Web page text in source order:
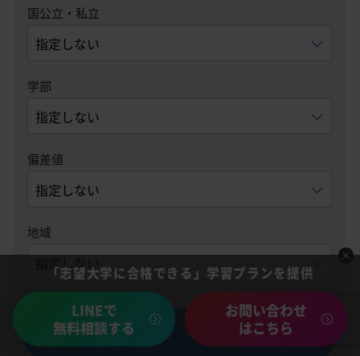
国公立・私立
学部
偏差値
地域
「志望大学に合格できる」学習プランを提供
LINEで
無料相談する
お問い合わせ
はこちら